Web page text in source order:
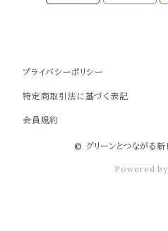
プライバシーポリシー
特定商取引法に基づく表記
会員規約
© グリーンとつながる新
Powered by